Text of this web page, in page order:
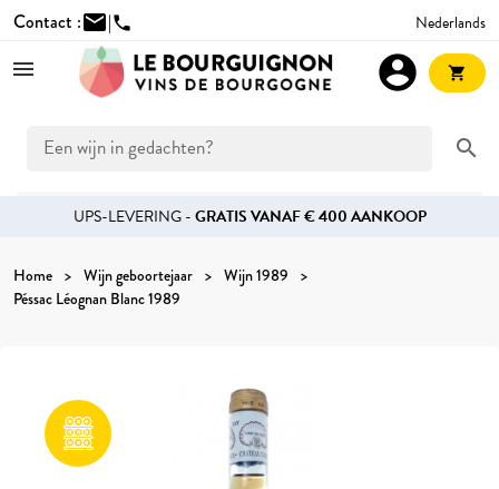
Contact :mail|phone Nederlands
search
account_circle shopping_cart
UPS-LEVERING -GRATIS VANAF € 400 AANKOOP
Home Wijn geboortejaar
Wijn 1989
Péssac Léognan Blanc 1989